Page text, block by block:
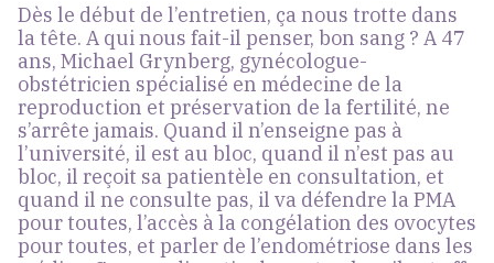
Dès le début de l’entretien, ça nous trotte dans
la tête. A qui nous fait-il penser, bon sang ? A 47
ans, Michael Grynberg, gynécologue-
obstétricien spécialisé en médecine de la
reproduction et préservation de la fertilité, ne
s’arrête jamais. Quand il n’enseigne pas à
l’université, il est au bloc, quand il n’est pas au
bloc, il reçoit sa patientèle en consultation, et
quand il ne consulte pas, il va défendre la PMA
pour toutes, l’accès à la congélation des ovocytes
pour toutes, et parler de l’endométriose dans les